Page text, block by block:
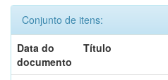
Conjunto de itens:
Data do
documento
Título